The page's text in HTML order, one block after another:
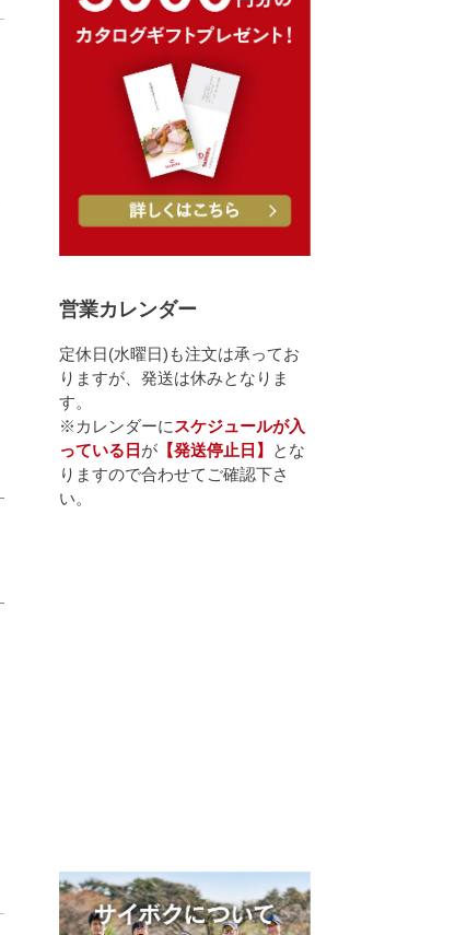
営業カレンダー
定休日(水曜日)も注文は承ってお
りますが、発送は休みとなりま
す。
※カレンダーに スケジュールが入
っている日 が 【発送停止日】
とな
りますので合わせてご確認下さ
い。